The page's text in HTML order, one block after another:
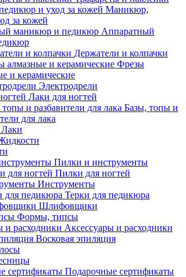
Маникюр,
за кожей
Аппаратный
Держатели и колпачки
Фрезы
и керамические
Электродрели
Лаки для ногтей
Базы, топы и
для лака
Лаки
Пилки и инструменты
Пилки для ногтей
Инструменты
Терки для педикюра
Шлифовщики
Формы, типсы
Аксессуары и расходники
Восковая эпиляция
Подарочные сертификаты